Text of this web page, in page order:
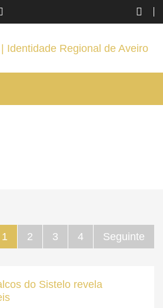
1 2 3 4 Seguinte